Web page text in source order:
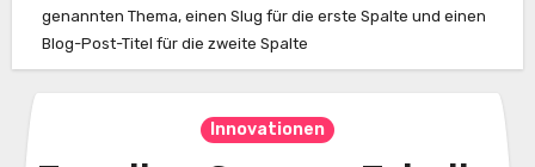
genannten Thema, einen Slug für die erste Spalte und einen
Blog-Post-Titel für die zweite Spalte
Innovationen